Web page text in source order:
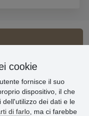
cookie
fornisce il suo
dispositivo, il che
dell'utilizzo dei dati e le
di farlo , ma ci farebbe